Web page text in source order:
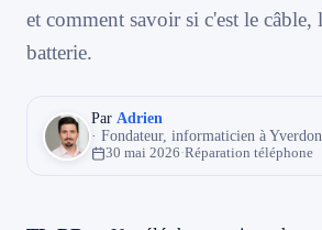
Jura & Plateau
Hors zone
et comment savoir si c'est le câble,
batterie.
Par Adrien
· Fondateur, informaticien à Yverdon
30 mai 2026·Réparation téléphone
2. Nettoyez le port de charge
3. Redémarrez le téléphone
5. Charge sans fil (test diagnostic)
6. Connecteur de charge défectueux